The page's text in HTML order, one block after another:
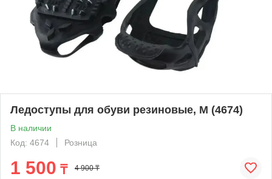
Ледоступы для обуви резиновые, М (4674)
В наличии
Код: 4674
Розница
1 500 ₸ 4 900 ₸